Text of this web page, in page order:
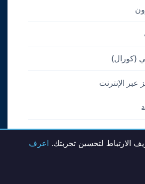
(كورال)
الإنترنت
الارتباط لتحسين تجربتك. اعرف